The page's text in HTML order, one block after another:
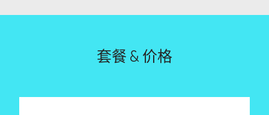
套餐 & 价格